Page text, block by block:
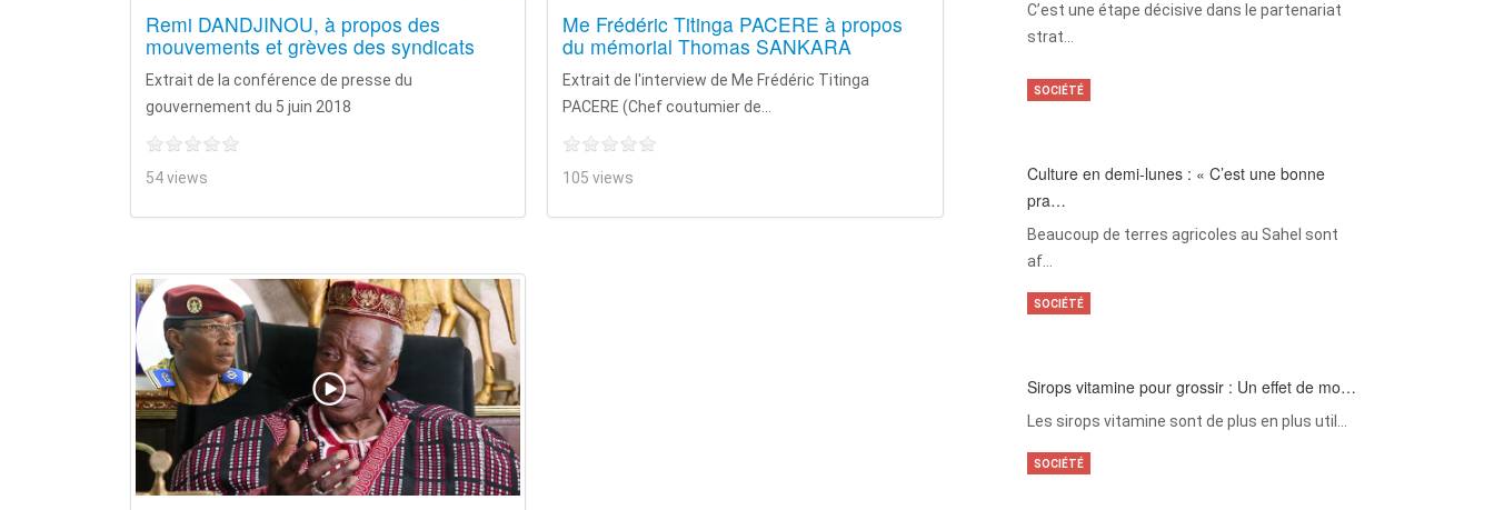
Remi DANDJINOU, à propos des
mouvements et grèves des syndicats
Extrait de la conférence de presse du
gouvernement du 5 juin 2018
54 views
Me Frédéric Titinga PACERE à propos
du mémorial Thomas SANKARA
Extrait de l'interview de Me Frédéric Titinga
PACERE (Chef coutumier de...
105 views
C’est une étape décisive dans le partenariat
strat…
Culture en demi-lunes : « C’est une bonne
pra…
Beaucoup de terres agricoles au Sahel sont
af…
SOCIÉTÉ
Sirops vitamine pour grossir : Un effet de mo…
Les sirops vitamine sont de plus en plus util…
SOCIÉTÉ
SOCIÉTÉ